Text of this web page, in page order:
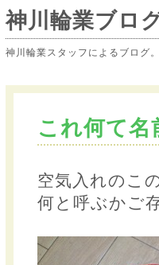
神川輪業ブロ
神川輪業スタッフによるブログ
これ何て名
空気入れのこ
何と呼ぶかご